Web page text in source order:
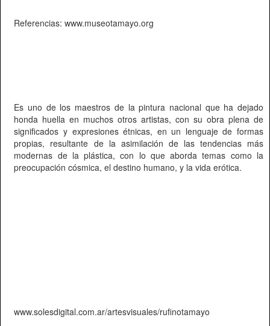
Referencias: www.museotamayo.org
Es uno de los maestros de la pintura nacional que ha dejado
honda huella en muchos otros artistas, con su obra plena de
significados y expresiones étnicas, en un lenguaje de formas
propias, resultante de la asimilación de las tendencias más
modernas de la plástica, con lo que aborda temas como la
preocupación cósmica, el destino humano, y la vida erótica.
www.solesdigital.com.ar/artesvisuales/rufinotamayo